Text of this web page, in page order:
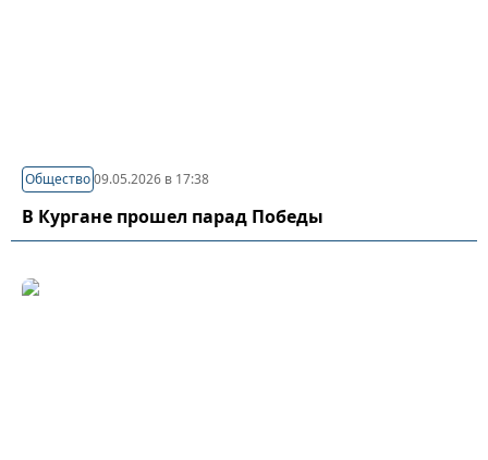
Общество09.05.2026 в 17:38
В Кургане прошел парад Победы